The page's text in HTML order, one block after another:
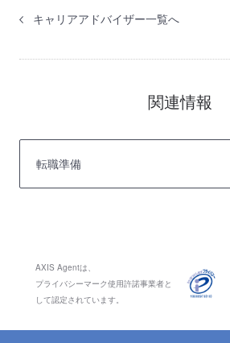
キャリアアドバイザー一覧へ
関連情報
転職準備
AXIS Agentは、
プライバシーマーク使用許諾事業者と
して認定されています。